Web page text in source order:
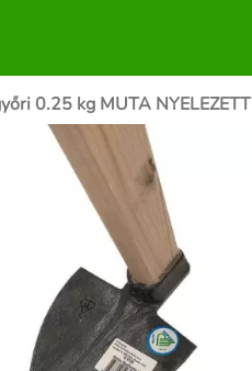
0.25 kg MUTA NYELEZETT